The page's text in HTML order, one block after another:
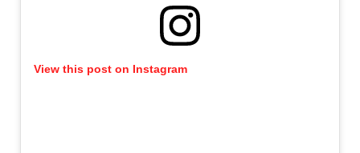
View this post on Instagram